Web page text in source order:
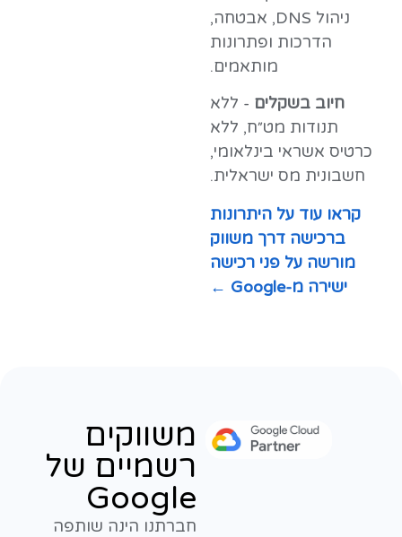
ניהול DNS, אבטחה,
הדרכות ופתרונות
מותאמים.
חיוב בשקלים - ללא
תנודות מט״ח, ללא
כרטיס אשראי בינלאומי,
חשבונית מס ישראלית.
קראו עוד על היתרונות
ברכישה דרך משווק
מורשה על פני רכישה
ישירה מ-Google ←
משווקים
רשמיים של
Google
חברתנו הינה שותפה